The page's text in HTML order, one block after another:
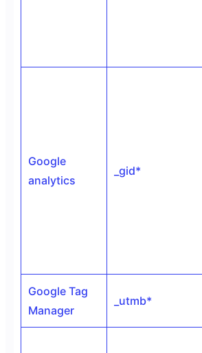
Google
analytics
_gid*
Google Tag
Manager
_utmb*